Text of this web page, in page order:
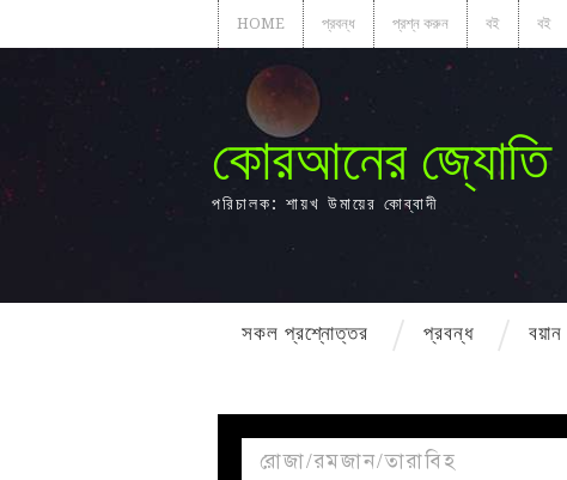
HOME প্রবন্ধ প্রশ্ন করুন বই বই
কোরআনের জ্যোতি
পরিচালক: শায়খ উমায়ের কোব্বাদী
সকল প্রশ্নোত্তর প্রবন্ধ বয়ান
রোজা/রমজান/তারাবিহ